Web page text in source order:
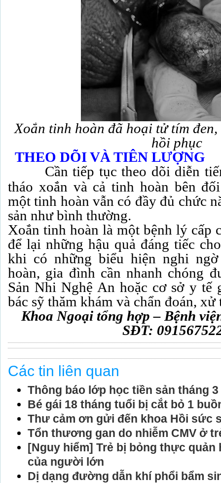
Xoắn tinh hoàn đã hoại tử tím
hồi phục
THEO DÕI VÀ TIÊN LƯỢNG
Cần tiếp tục theo dõi diễn
tháo xoắn và cả tinh hoàn bên
một tinh hoàn vẫn có đầy đủ chức
sản như bình thường.
Xoắn tinh hoàn là một bệnh lý cấp
để lại những hậu quả đáng tiếc
khi có những biểu hiện nghi
hoàn, gia đình cần nhanh chóng
Sản Nhi Nghệ An hoặc cơ sở y tế
bác sỹ thăm khám và chẩn đoán,
Khoa Ngoại tổng hợp – Bệnh
SĐT:
Các tin liên quan
Thông báo lớp học tiền sản tháng 3
Bé gái 18 tháng tuổi bị cắt bỏ 1
Thư cảm ơn gửi đến khoa Hồi sức
Tổn thương gan do nhiễm CMV ở
[Nguy hiểm] Trẻ bị bỏng thực quản
của người lớn
Dị dạng đường dẫn khí phổi bẩm